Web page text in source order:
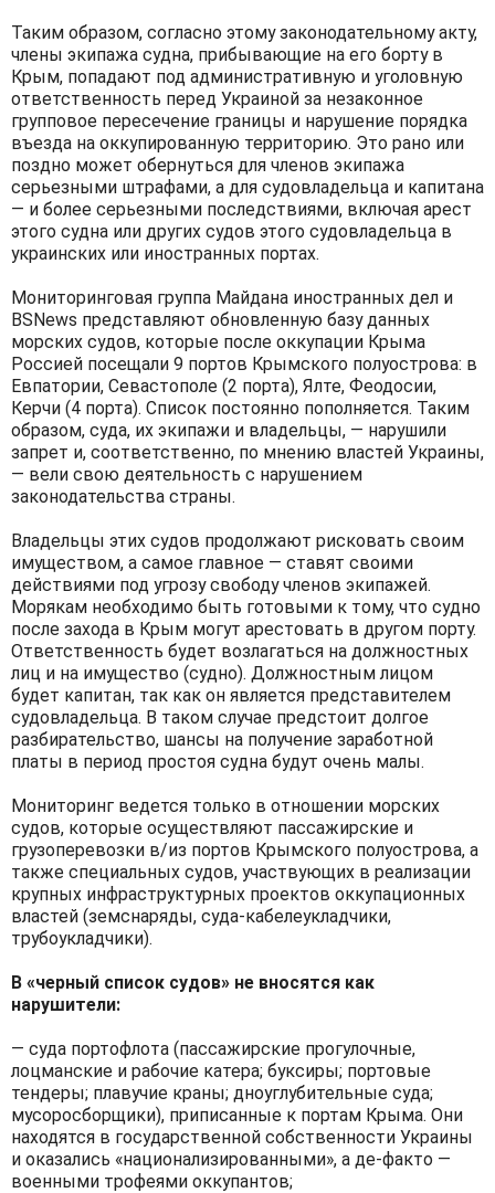
Таким образом, согласно этому законодательному акту,
члены экипажа судна, прибывающие на его борту в
Крым, попадают под административную и уголовную
ответственность перед Украиной за незаконное
групповое пересечение границы и нарушение порядка
въезда на оккупированную территорию. Это рано или
поздно может обернуться для членов экипажа
серьезными штрафами, а для судовладельца и капитана
— и более серьезными последствиями, включая арест
этого судна или других судов этого судовладельца в
украинских или иностранных портах.
Мониторинговая группа Майдана иностранных дел и
BSNews представляют обновленную базу данных
морских судов, которые после оккупации Крыма
Россией посещали 9 портов Крымского полуострова: в
Евпатории, Севастополе (2 порта), Ялте, Феодосии,
Керчи (4 порта). Список постоянно пополняется. Таким
образом, суда, их экипажи и владельцы, — нарушили
запрет и, соответственно, по мнению властей Украины,
— вели свою деятельность с нарушением
законодательства страны.
Владельцы этих судов продолжают рисковать своим
имуществом, а самое главное — ставят своими
действиями под угрозу свободу членов экипажей.
Морякам необходимо быть готовыми к тому, что судно
после захода в Крым могут арестовать в другом порту.
Ответственность будет возлагаться на должностных
лиц и на имущество (судно). Должностным лицом
будет капитан, так как он является представителем
судовладельца. В таком случае предстоит долгое
разбирательство, шансы на получение заработной
платы в период простоя судна будут очень малы.
Мониторинг ведется только в отношении морских
судов, которые осуществляют пассажирские и
грузоперевозки в/из портов Крымского полуострова, а
также специальных судов, участвующих в реализации
крупных инфраструктурных проектов оккупационных
властей (земснаряды, суда-кабелеукладчики,
трубоукладчики).
В «черный список судов» не вносятся как
нарушители:
— суда портофлота (пассажирские прогулочные,
лоцманские и рабочие катера; буксиры; портовые
тендеры; плавучие краны; дноуглубительные суда;
мусоросборщики), приписанные к портам Крыма. Они
находятся в государственной собственности Украины
и оказались «национализированными», а де-факто —
военными трофеями оккупантов;